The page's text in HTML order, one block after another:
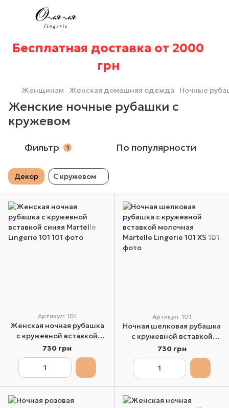
Бесплатная доставка от 2000
грн
Женщинам Женская домашняя одежда Ночные
Женские ночные рубашки с
кружевом
Фильтр 1 По популярности
Декор С кружевом
Артикул: 101
Женская ночная рубашка
с кружевной вставкой
синяя Martelle Lingerie 101
730 грн
Артикул: 101
Ночная шелковая рубашка
с кружевной вставкой
молочная Martelle Lingerie
101 XS
730 грн